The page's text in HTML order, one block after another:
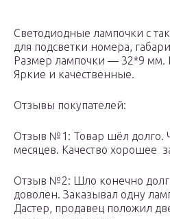
Светодиодные лампочки с
для подсветки номера,
Размер лампочки — 32*9 мм.
Яркие и качественные.
Отзывы покупателей:
Отзыв №1: Товар шёл долго.
месяцев. Качество хорошее
Отзыв №2: Шло конечно
доволен. Заказывал одну
Дастер, продавец положил